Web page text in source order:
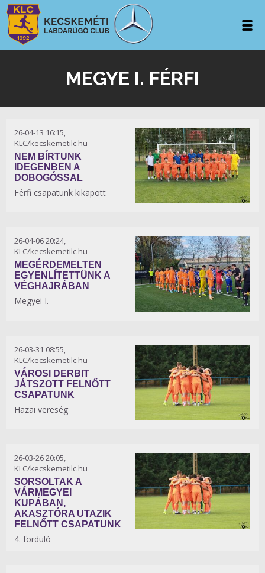
MEGYE I. FÉRFI
26-04-13 16:15,
KLC/kecskemetilc.hu
NEM BÍRTUNK
IDEGENBEN A
DOBOGÓSSAL
Férfi csapatunk kikapott
26-04-06 20:24,
KLC/kecskemetilc.hu
MEGÉRDEMELTEN
EGYENLÍTETTÜNK A
VÉGHAJRÁBAN
Megyei I.
26-03-31 08:55,
KLC/kecskemetilc.hu
VÁROSI DERBIT
JÁTSZOTT FELNŐTT
CSAPATUNK
Hazai vereség
26-03-26 20:05,
KLC/kecskemetilc.hu
SORSOLTAK A
VÁRMEGYEI
KUPÁBAN,
AKASZTÓRA UTAZIK
FELNŐTT CSAPATUNK
4. forduló